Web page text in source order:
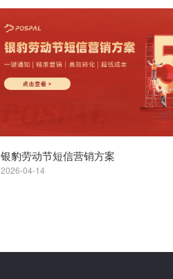
银豹劳动节短信营销方案
2026-04-14